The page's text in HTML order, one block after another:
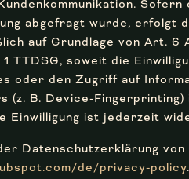
Sofern
abgefragt wurde, erfolgt
auf Grundlage von Art. 6
TTDSG, soweit die
oder den Zugriff auf
(z. B. Device-Fingerprinting)
Einwilligung ist jederzeit
Datenschutzerklärung von
de/privacy-policy.